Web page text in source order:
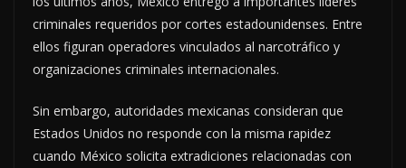
criminales requeridos por cortes estadounidenses. Entre
ellos figuran operadores vinculados al narcotráfico y
organizaciones criminales internacionales.
Sin embargo, autoridades mexicanas consideran que
Estados Unidos no responde con la misma rapidez
cuando México solicita extradiciones relacionadas con